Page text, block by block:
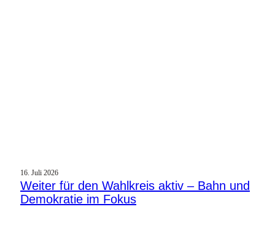
16. Juli 2026
Weiter für den Wahlkreis aktiv – Bahn und
Demokratie im Fokus